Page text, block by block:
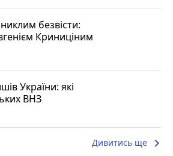
безвісти:
Криниціним
України: які
ВНЗ
Дивитись ще keyboard_arrow_right